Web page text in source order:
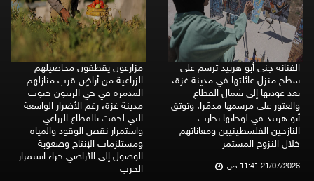
الفنانة جنى أبو هربيد ترسم على
سطح منزل عائلتها في مدينة غزة،
بعد عودتها إلى شمال القطاع
والعثور على مرسمها مدمّرا. وتوثق
أبو هربيد في لوحاتها تجارب
النازحين الفلسطينيين ومعاناتهم
خلال النزوح المستمر
21/07/2026 11:41 ص
مزارعون يقطفون محاصيلهم
الزراعية من أراضٍ قرب منازلهم
المدمرة في حي الزيتون جنوب
مدينة غزة، رغم الأضرار الواسعة
التي لحقت بالقطاع الزراعي
واستمرار نقص الوقود والمياه
ومستلزمات الإنتاج وصعوبة
الوصول إلى الأراضي جراء استمرار
الحرب